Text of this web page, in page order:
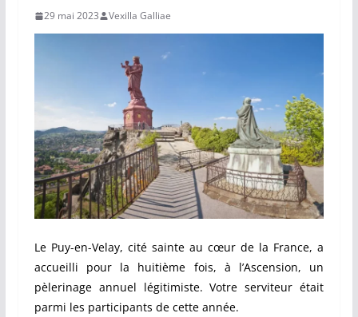
29 mai 2023 Vexilla Galliae
Le Puy-en-Velay, cité sainte au cœur de la France, a
accueilli pour la huitième fois, à l’Ascension, un
pèlerinage annuel légitimiste. Votre serviteur était
parmi les participants de cette année.